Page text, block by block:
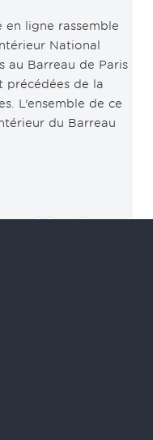
ligne rassemble
National
au Barreau de Paris
précédées de la
L’ensemble de ce
du Barreau